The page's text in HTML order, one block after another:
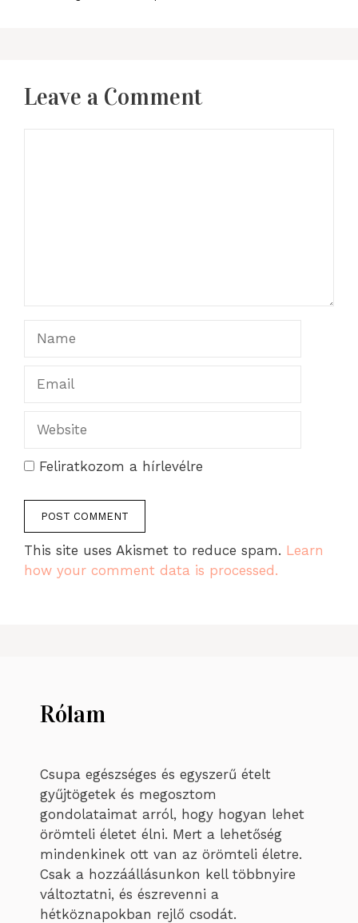
Leave a Comment
Website
Feliratkozom a hírlevélre
This site uses Akismet to reduce spam. Learn
how your comment data is processed.
Rólam
Csupa egészséges és egyszerű ételt
gyűjtögetek és megosztom
gondolataimat arról, hogy hogyan lehet
örömteli életet élni. Mert a lehetőség
mindenkinek ott van az örömteli életre.
Csak a hozzáállásunkon kell többnyire
változtatni, és észrevenni a
hétköznapokban rejlő csodát.